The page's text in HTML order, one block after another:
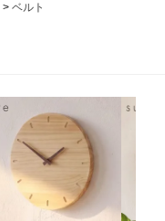
ベルト